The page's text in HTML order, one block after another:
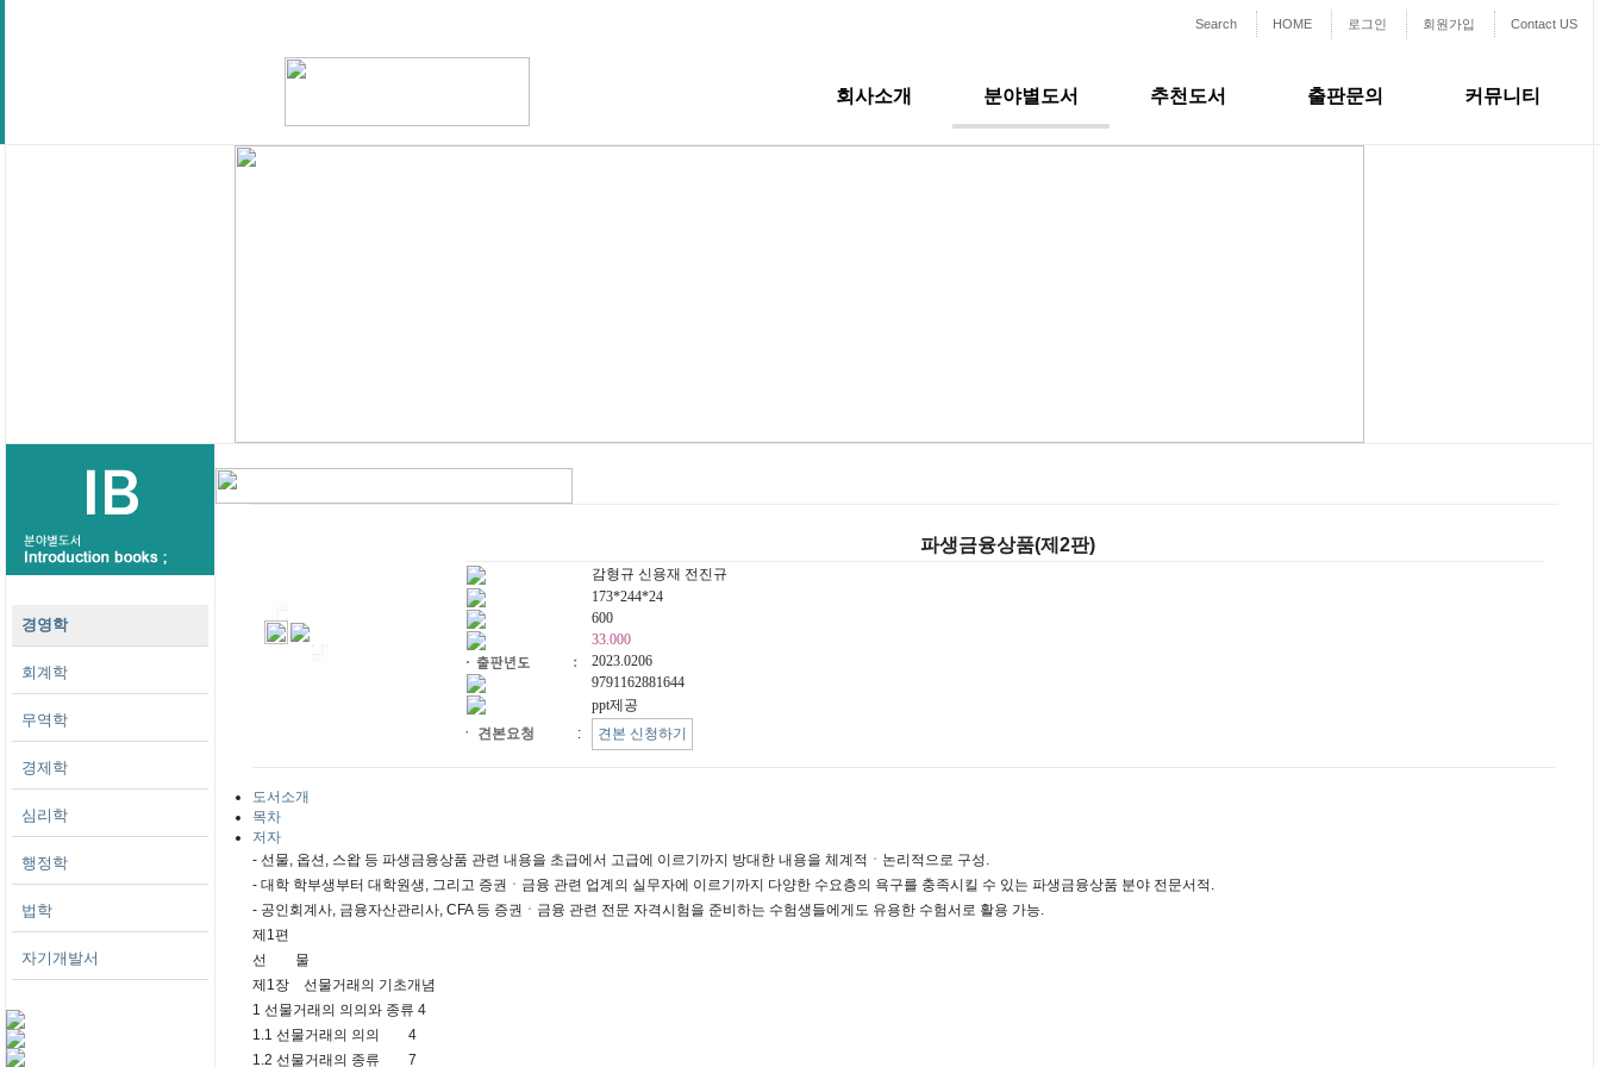
Search HOME 로그인 회원가입 Contact US
회사소개 분야별도서 추천도서 출판문의 커뮤니티
경영학
회계학
무역학
경제학
심리학
행정학
법학
자기개발서
파생금융상품(제2판)
감형규 신용재 전진규
173*244*24
600
33.000
2023.0206
9791162881644
ppt제공
ㆍ 견본요청
: 견본 신청하기
도서소개
목차
저자
- 선물, 옵션, 스왑 등 파생금융상품 관련 내용을 초급에서 고급에 이르기까지 방대한 내용을 체계적ㆍ논리적으로 구성.
- 대학 학부생부터 대학원생, 그리고 증권ㆍ금융 관련 업계의 실무자에 이르기까지 다양한 수요층의 욕구를 충족시킬 수 있는 파생금융상품 분야 전문서적.
- 공인회계사, 금융자산관리사, CFA 등 증권ㆍ금융 관련 전문 자격시험을 준비하는 수험생들에게도 유용한 수험서로 활용 가능.
제1편
선 물
제1장 선물거래의 기초개념
1 선물거래의 의의와 종류 4
1.1 선물거래의 의의 4
1.2 선물거래의 종류 7